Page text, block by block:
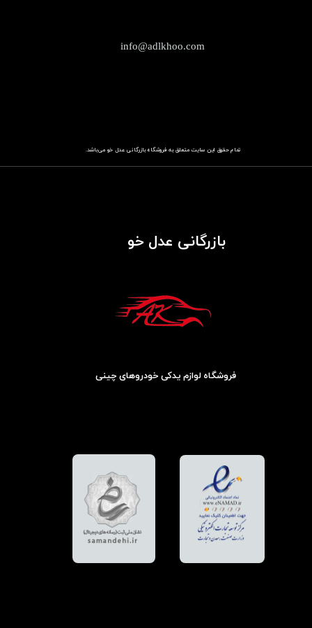
تمام حقوق این سایت متعلق به فروشگاهباز​​​​​​​رگانی عدل خو می‌باشد.
info@adlkhoo.com
بازرگانی عدل خو
فروشگاه لوازم یدکی خودروهای چینی